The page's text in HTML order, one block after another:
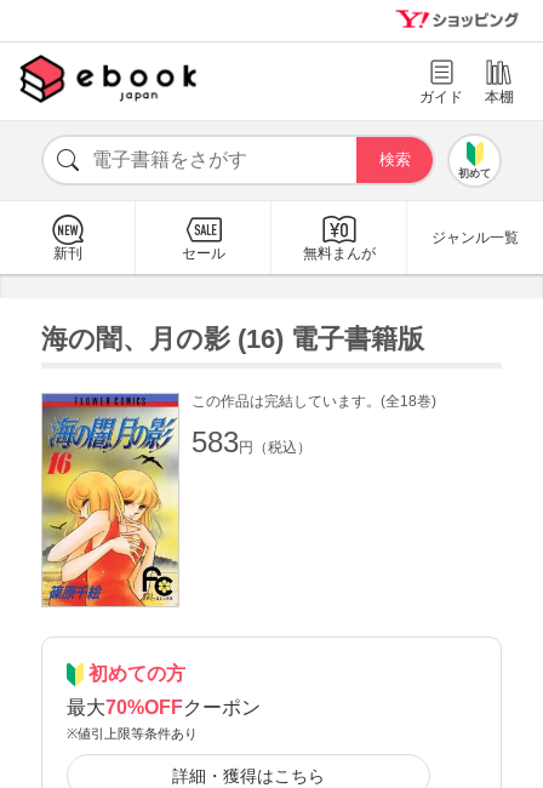
ガイド 本棚
初めて
新刊 セール 無料まんが
ジャンル一覧
海の闇、月の影 (16) 電子書籍版
この作品は完結しています。(全18巻)
583円（税込）
初めての方
最大70%OFFクーポン
※値引上限等条件あり
詳細・獲得はこちら